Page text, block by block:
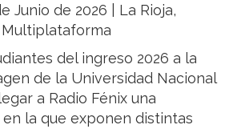
Junio de 2026 | La Rioja,
del ingreso 2026 a la
de la Universidad Nacional
a Radio Fénix una
la que exponen distintas